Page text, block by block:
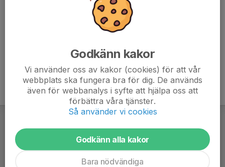
Godkänn kakor
Vi använder oss av kakor (cookies) för att vår
webbplats ska fungera bra för dig. De används
även för webbanalys i syfte att hjälpa oss att
förbättra våra tjänster.
Så använder vi cookies
Godkänn alla kakor
Bara nödvändiga